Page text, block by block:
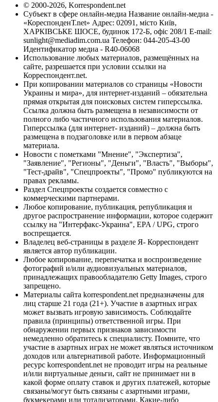
© 2000-2026, Korrespondent.net
Субъект в сфере онлайн-медиа Название онлайн-медиа -
«КореспонденТ.net» Адрес: 02091, місто Київ,
ХАРКІВСЬКЕ ШОСЕ, будинок 172-Б, офіс 208/1 E-mail:
sunlight@mediadim.com.ua Телефон: 044-205-43-00
Идентификатор медиа - R40-06068
Использование любых материалов, размещённых на
сайте, разрешается при условии ссылки на
Корреспондент.net.
При копировании материалов со страницы «Новости
Украины и мира», для интернет-изданий – обязательна
прямая открытая для поисковых систем гиперссылка.
Ссылка должна быть размещена в независимости от
полного либо частичного использования материалов.
Гиперссылка (для интернет- изданий) – должна быть
размещена в подзаголовке или в первом абзаце
материала.
Новости с пометками "Мнение", "Экспертиза",
"Заявление", "Регионы", "Деньги", "Власть", "Выборы",
"Тест-драйв", "Спецпроекты", "Промо" публикуются на
правах рекламы.
Раздел Спецпроекты создается совместно с
коммерческими партнерами.
Любое копирование, публикация, републикация и
другое распространение информации, которое содержит
ссылку на "Интерфакс-Украина", EPA / UPG, строго
воспрещается.
Владелец веб-страницы в разделе Я- Корреспондент
является автор публикации.
Любое копирование, перепечатка и воспроизведение
фотографий и/или аудиовизуальных материалов,
принадлежащих правообладателю Getty Images, строго
запрещено.
Материалы сайта korrespondent.net предназначены для
лиц старше 21 года (21+). Участие в азартных играх
может вызвать игровую зависимость. Соблюдайте
правила (принципы) ответственной игры. При
обнаружении первых признаков зависимости
немедленно обратитесь к специалисту. Помните, что
участие в азартных играх не может являться источником
доходов или альтернативой работе. Информационный
ресурс korrespondent.net не проводит игры на реальные
и/или виртуальные деньги, сайт не принимает ни в
какой форме оплату ставок и других платежей, которые
связаны/могут быть связаны с азартными играми,
букмекерами или тотализаторами. Какие-либо